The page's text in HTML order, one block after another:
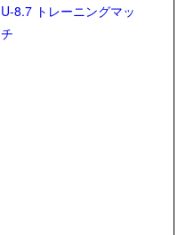
U-8.7 トレーニングマッ
チ